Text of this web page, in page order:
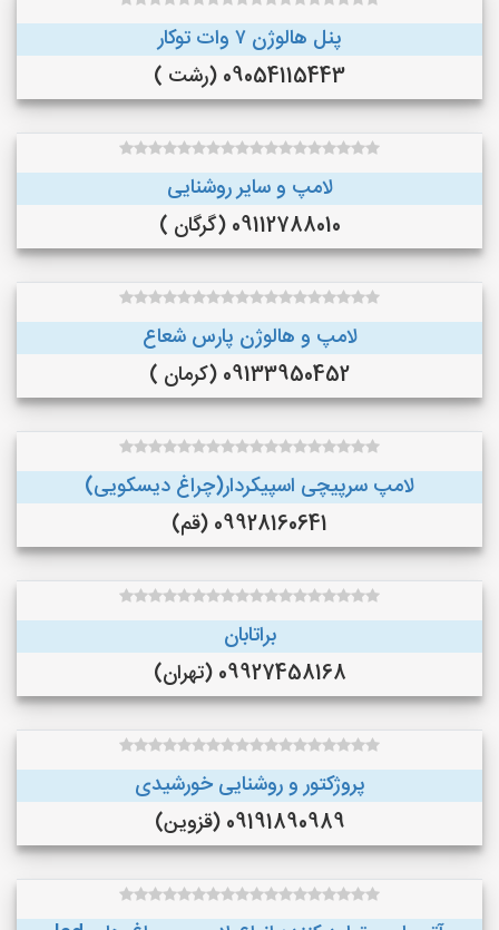
پنل هالوژن ۷ وات توکار
09054115443 (رشت )
لامپ و سایر روشنایی
09112788010 (گرگان )
لامپ و هالوژن پارس شعاع
09133950452 (کرمان )
لامپ سرپیچی اسپیکردار(چراغ دیسکویی)
09928160641 (قم)
براتابان
09927458168 (تهران)
پروژکتور و روشنایی خورشیدی
09191890989 (قزوین)